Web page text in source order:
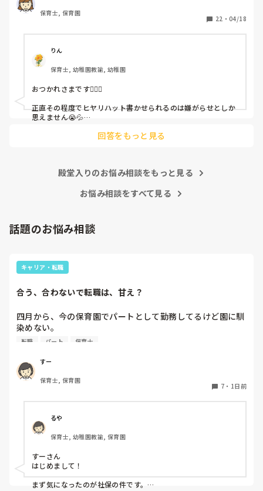
しかも、上司に↑この内容でも
ちゃんと考えて対策を練って書き込むようにと。
呼ばれて一緒に対策を考えさせられること多数
これだけで30〜40分拘束されて辛いです
皆さんの園はどうですか?
保育士, 保育園
22 ・ 04/18
りん
保育士, 幼稚園教諭, 幼稚園
おつかれさまです🙇🏻‍♀️
正直その程度でヒヤリハット書かせられるのは嫌がらせとしか
思えません😭💦
回答をもっと見る
殿堂入りのお悩み相談をもっと見る
お悩み相談をすべて見る
話題のお悩み相談
キャリア・転職
合う、合わないで転職は、甘え？
四月から、今の保育園でパートとして勤務してるけど園に馴
染めない。
前勤務してた園は8年続いたのに。。
なんでこんなに馴染めないんだろう。。
先生達はいい人達だと思う。
いし、気になる。気にしないようにしてる。
休憩中とか話の輪に入って話す時もあれば、話したくない
時、不慣れからか、人見知りで、喋れない時がある。みんな
でワイワイ話してすごいなって思う。
会社内の働き方改革か、来年から、扶養内は106万だけにな
るらしい。社保に入るなら週5にしなきゃいけないみた
い。。。今の自分は、まだそんなに働けない。。
転職 パート 保育士
すー
保育士, 保育園
7 ・ 1日前
るや
保育士, 幼稚園教諭, 保育園
すーさん
はじめまして！
まず気になったのが社保の件です。